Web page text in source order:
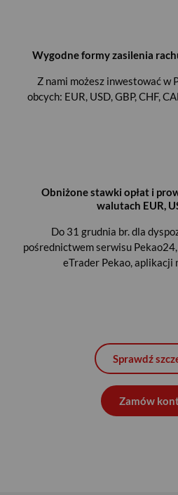
Wygodne formy zasilenia
Z nami możesz inwestować w
obcych: EUR, USD, GBP, CHF,
Obniżone stawki opłat i
walutach EUR,
Do 31 grudnia br. dla
pośrednictwem serwisu
eTrader Pekao, aplikacji
Sprawdź
Zamów